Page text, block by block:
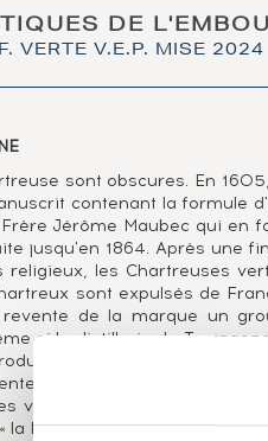
DE
VERTE V.E.P. MISE
sont obscures. En
contenant la formule
Jérôme Maubec qui en
jusqu'en 1864. Après une
religieux, les Chartreuses
sont expulsés de
de la marque un
si la distillerie de
désormais à la
Chartreuses : la verte,
versions et les éditions
la Reine des liqueurs ».